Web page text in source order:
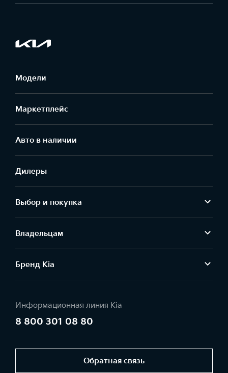
Модели
Маркетплейс
Aвто в наличии
Дилеры
Выбор и покупка
Владельцам
Бренд Kia
Информационная линия Kia
8 800 301 08 80
Обратная связь